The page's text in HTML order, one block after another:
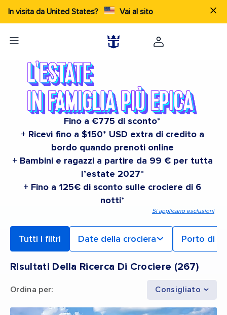
In visita da United States? Vai al sito
Fino a €775 di sconto*
+ Ricevi fino a $150* USD extra di credito a
bordo quando prenoti online
+ Bambini e ragazzi a partire da 99 € per tutta
l’estate 2027*
+ Fino a 125€ di sconto sulle crociere di 6
notti*
Si applicano esclusioni
Tutti i filtri Date della crociera Porto di
Risultati Della Ricerca Di Crociere (267)
Ordina per: Consigliato